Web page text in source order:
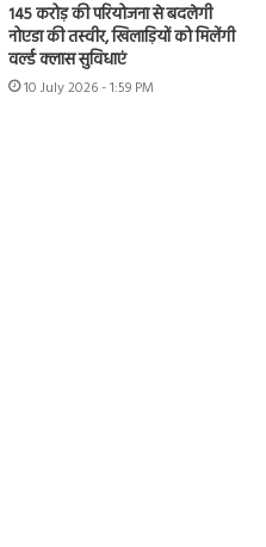
145 करोड़ की परियोजना से बदलेगी
नोएडा की तस्वीर, खिलाड़ियों को मिलेंगी
वर्ल्ड क्लास सुविधाएं
10 July 2026 - 1:59 PM